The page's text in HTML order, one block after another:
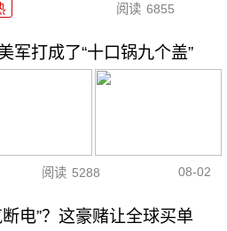
阅读 6855
军打成了“十口锅九个盖”
阅读 5288 08-02
电”？这豪赌让全球买单